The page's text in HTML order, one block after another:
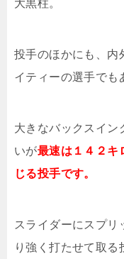
大黒柱。
投手のほかにも、内
イティーの選手でも
大きなバックスイン
いが最速は１４２キ
じる投手です。
スライダーにスプリ
り強く打たせて取る